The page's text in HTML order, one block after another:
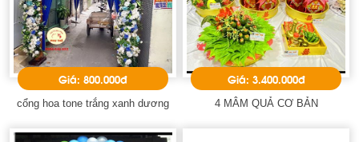
Giá: 800.000đ
cổng hoa tone trắng xanh dương
Giá: 3.400.000đ
4 MÂM QUẢ CƠ BẢN